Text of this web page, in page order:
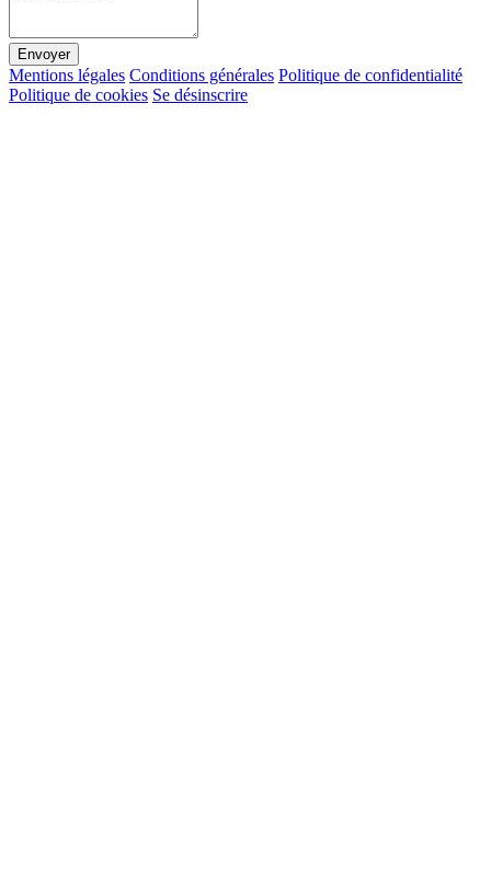
Envoyer
Mentions légales Conditions générales Politique de confidentialité
Politique de cookies Se désinscrire